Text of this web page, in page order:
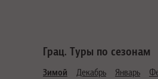
Грац. Туры по сезонам
Зимой Декабрь Январь